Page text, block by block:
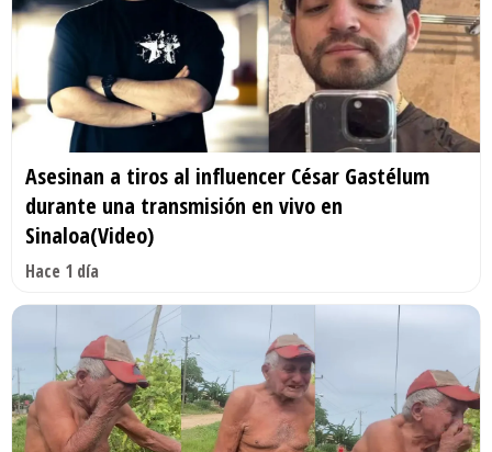
Asesinan a tiros al influencer César Gastélum
durante una transmisión en vivo en
Sinaloa(Video)
Hace 1 día